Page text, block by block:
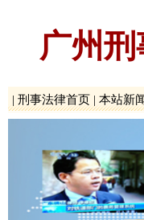
广州刑
| 刑事法律首页 | 本站新